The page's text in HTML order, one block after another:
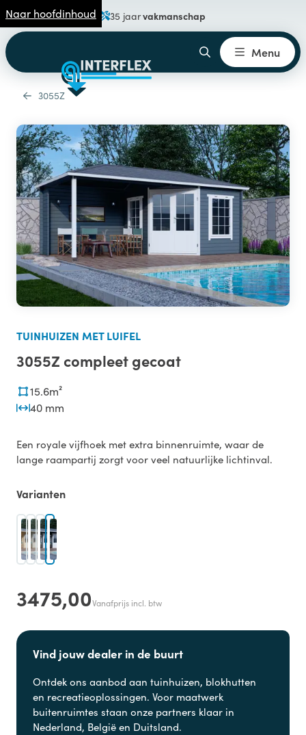
Naar hoofdinhoud 35 jaarvakmanschap
Menu
3055Z
TUINHUIZEN MET LUIFEL
3055Z compleet gecoat
15.6m²
40 mm
Een royale vijfhoek met extra binnenruimte, waar de
lange raampartij zorgt voor veel natuurlijke lichtinval.
Varianten
3475,00Vanafprijs incl. btw
Vind jouw dealer in de buurt
Ontdek ons aanbod aan tuinhuizen, blokhutten
en recreatieoplossingen. Voor maatwerk
buitenruimtes staan onze partners klaar in
Nederland, België en Duitsland.